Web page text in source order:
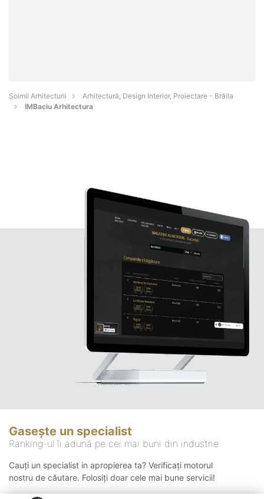
Șoimii Arhitecturii
Arhitectură, Design Interior, Proiectare - Brăila
IMBaciu Arhitectura
Gasește un specialist
Ranking-ul îi adună pe cei mai buni din industrie
Cauți un specialist in apropierea ta? Verificați motorul
nostru de căutare. Folosiți doar cele mai bune servicii!